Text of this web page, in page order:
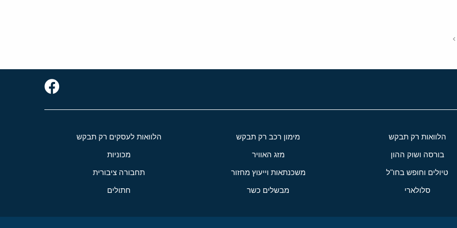
הלוואות רק תבקש מימון רכב רק תבקש הלוואות לעסקים רק תבקש
בורסה ושוק ההון מזג האוויר מכוניות
טיולים וחופש בחו"ל משכנתאות וייעוץ מחזור תחבורה ציבורית
סלולארי מבשלים כשר חתולים